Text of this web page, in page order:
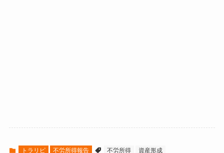
トラリピ 不労所得報告 不労所得 資産形成